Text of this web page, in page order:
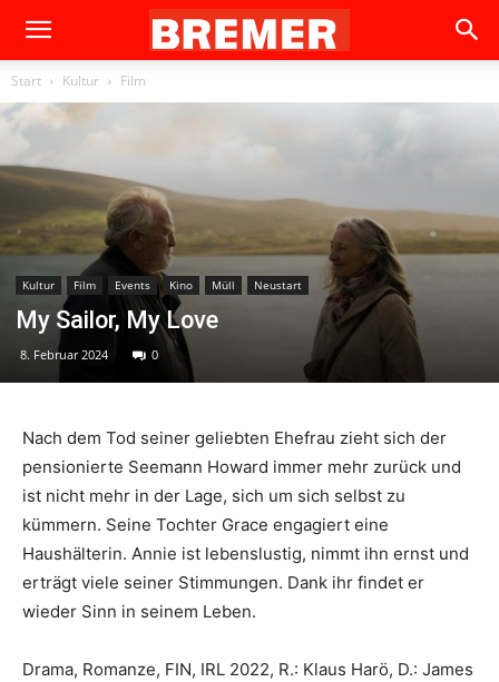
Start Kultur Film
Kultur Film Events Kino Müll Neustart
My Sailor, My Love
8. Februar 2024 0
Nach dem Tod seiner geliebten Ehefrau zieht sich der
pensionierte Seemann Howard immer mehr zurück und
ist nicht mehr in der Lage, sich um sich selbst zu
kümmern. Seine Tochter Grace engagiert eine
Haushälterin. Annie ist lebenslustig, nimmt ihn ernst und
erträgt viele seiner Stimmungen. Dank ihr findet er
wieder Sinn in seinem Leben.
Drama, Romanze, FIN, IRL 2022, R.: Klaus Harö, D.: James